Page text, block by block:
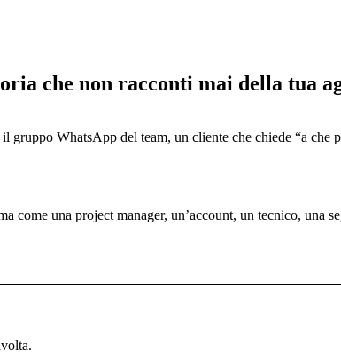
che non racconti mai della tua
WhatsApp del team, un cliente che chiede “a che
come una project manager, un’account, un tecnico, una